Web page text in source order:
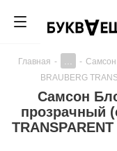
Главная - - Самсон
BRAUBERG
Самсон
прозрачный